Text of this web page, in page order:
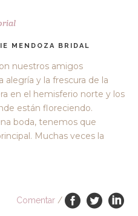
MENDOZA BRIDAL
nuestros amigos
y la frescura de la
en el hemisferio norte y los
están floreciendo.
boda, tenemos que
Muchas veces la
Comentar /